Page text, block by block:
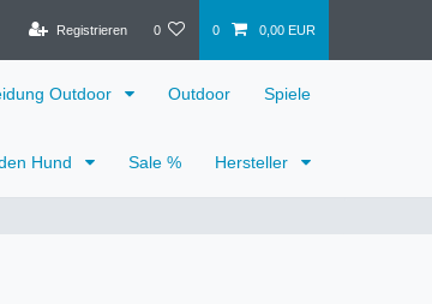
Registrieren 0 0 0,00 EUR
Outdoor Outdoor Spiele
Hund Sale % Hersteller